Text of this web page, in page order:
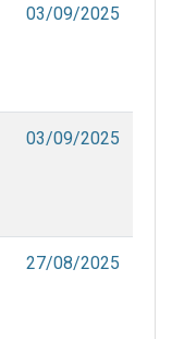
03/09/2025
03/09/2025
27/08/2025